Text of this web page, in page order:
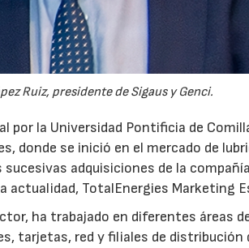
Ruiz, presidente de Sigaus y Genci.
por la Universidad Pontificia de
donde se inició en el mercado de
adquisiciones de la
actualidad, TotalEnergies Marketing
ha trabajado en diferentes áreas
tarjetas, red y filiales de